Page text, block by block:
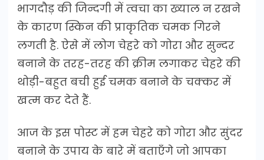
भागदौड़ की जिन्दगी में त्वचा का ख्याल न रखने
के कारण स्किन की प्राकृतिक चमक गिरने
लगती है. ऐसे में लोग चेहरे को गोरा और सुन्दर
बनाने के तरह-तरह की क्रीम लगाकर चेहरे की
थोड़ी-बहुत बची हुई चमक बनाने के चक्कर में
खत्म कर देते हैं.
आज के इस पोस्ट में हम चेहरे को गोरा और सुंदर
बनाने के उपाय के बारे में बताएँगे जो आपका